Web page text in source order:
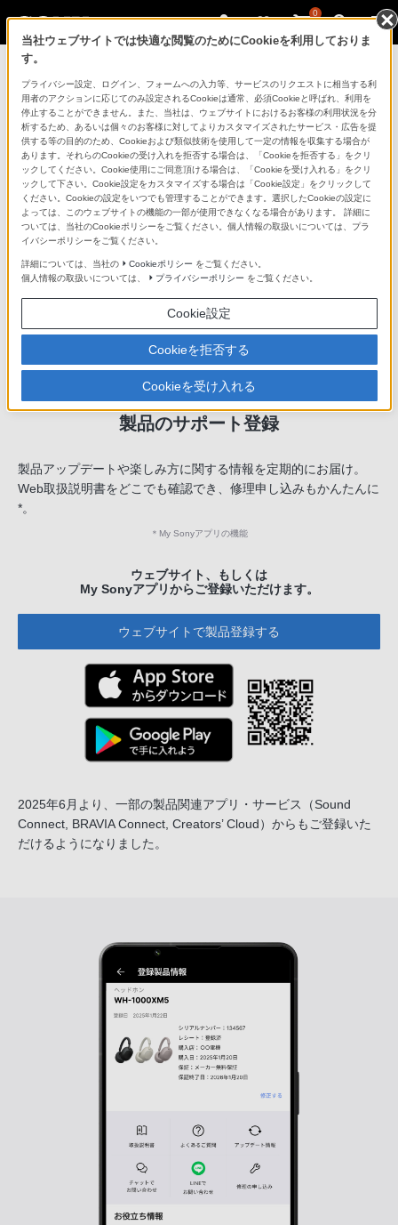
0
「できたらいいな」も
「安心」も
製品のサポート登録
製品アップデートや楽しみ方に関する情報を定期的にお届け。
Web取扱説明書をどこでも確認でき、修理申し込みもかんたんに
*。
＊ My Sonyアプリの機能
ウェブサイト、もしくは
My Sonyアプリからご登録いただけます。
ウェブサイトで製品登録する
2025年6月より、一部の製品関連アプリ・サービス
（Sound
Connect, BRAVIA Connect, Creators’ Cloud）からもご登録いた
だけるようになりました。
当社ウェブサイトでは快適な閲覧のためにCookieを利用しておりま
す。
プライバシー設定、ログイン、フォームへの入力等、サービスのリクエストに相当する利
用者のアクションに応じてのみ設定されるCookieは通常、必須Cookieと呼ばれ、利用を
停止することができません。また、当社は、ウェブサイトにおけるお客様の利用状況を分
析するため、あるいは個々のお客様に対してよりカスタマイズされたサービス・広告を提
供する等の目的のため、Cookieおよび類似技術を使用して一定の情報を収集する場合が
あります。それらのCookieの受け入れを拒否する場合は、「Cookieを拒否する」をクリ
ックしてください。Cookie使用にご同意頂ける場合は、「Cookieを受け入れる」をクリ
ックして下さい。Cookie設定をカスタマイズする場合は「Cookie設定」をクリックして
ください。Cookieの設定をいつでも管理することができます。選択したCookieの設定に
よっては、このウェブサイトの機能の一部が使用できなくなる場合があります。 詳細に
ついては、当社のCookieポリシーをご覧ください。個人情報の取扱いについては、プラ
イバシーポリシーをご覧ください。
詳細については、当社の Cookieポリシー をご覧ください。
個人情報の取扱いについては、
プライバシーポリシー をご覧ください。
Cookie設定
Cookieを拒否する
Cookieを受け入れる